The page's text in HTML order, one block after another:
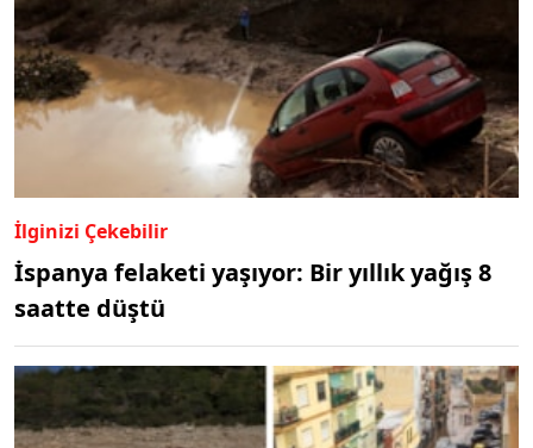
İlginizi Çekebilir
İspanya felaketi yaşıyor: Bir yıllık yağış 8
saatte düştü